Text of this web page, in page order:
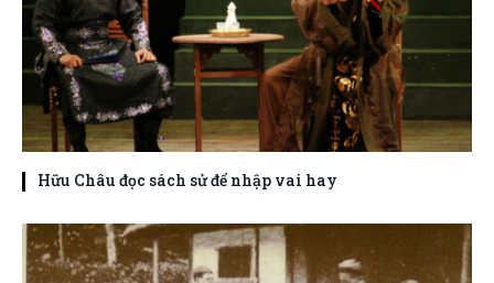
Hữu Châu đọc sách sử để nhập vai hay